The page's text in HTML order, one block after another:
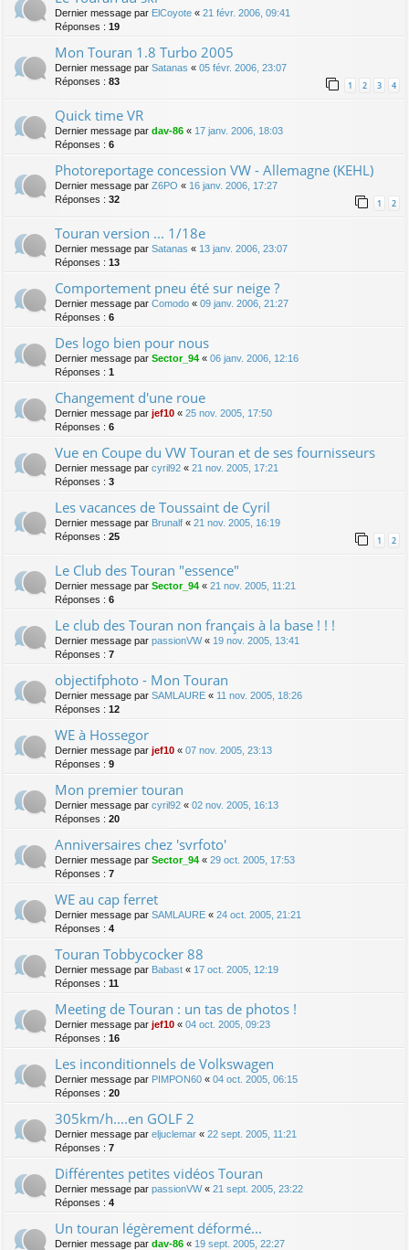
Dernier message par ElCoyote « 21 févr. 2006, 09:41
Réponses : 19
Mon Touran 1.8 Turbo 2005
Dernier message par Satanas « 05 févr. 2006, 23:07
Réponses : 83 1 2 3 4
Quick time VR
Dernier message par dav-86 « 17 janv. 2006, 18:03
Réponses : 6
Photoreportage concession VW - Allemagne (KEHL)
Dernier message par Z6PO « 16 janv. 2006, 17:27
Réponses : 32 1 2
Touran version ... 1/18e
Dernier message par Satanas « 13 janv. 2006, 23:07
Réponses : 13
Comportement pneu été sur neige ?
Dernier message par Comodo « 09 janv. 2006, 21:27
Réponses : 6
Des logo bien pour nous
Dernier message par Sector_94 « 06 janv. 2006, 12:16
Réponses : 1
Changement d'une roue
Dernier message par jef10 « 25 nov. 2005, 17:50
Réponses : 6
Vue en Coupe du VW Touran et de ses fournisseurs
Dernier message par cyril92 « 21 nov. 2005, 17:21
Réponses : 3
Les vacances de Toussaint de Cyril
Dernier message par Brunalf « 21 nov. 2005, 16:19
Réponses : 25 1 2
Le Club des Touran "essence"
Dernier message par Sector_94 « 21 nov. 2005, 11:21
Réponses : 6
Le club des Touran non français à la base ! ! !
Dernier message par passionVW« 19 nov. 2005, 13:41
Réponses : 7
objectifphoto - Mon Touran
Dernier message par SAMLAURE « 11 nov. 2005, 18:26
Réponses : 12
WE à Hossegor
Dernier message par jef10 « 07 nov. 2005, 23:13
Réponses : 9
Mon premier touran
Dernier message par cyril92 « 02 nov. 2005, 16:13
Réponses : 20
Anniversaires chez 'svrfoto'
Dernier message par Sector_94 « 29 oct. 2005, 17:53
Réponses : 7
WE au cap ferret
Dernier message par SAMLAURE « 24 oct. 2005, 21:21
Réponses : 4
Touran Tobbycocker 88
Dernier message par Babast « 17 oct. 2005, 12:19
Réponses : 11
Meeting de Touran : un tas de photos !
Dernier message par jef10 « 04 oct. 2005, 09:23
Réponses : 16
Les inconditionnels de Volkswagen
Dernier message par PIMPON60 « 04 oct. 2005, 06:15
Réponses : 20
305km/h....en GOLF 2
Dernier message par eljuclemar « 22 sept. 2005, 11:21
Réponses : 7
Différentes petites vidéos Touran
Dernier message par passionVW« 21 sept. 2005, 23:22
Réponses : 4
Un touran légèrement déformé...
Dernier message par dav-86 « 19 sept. 2005, 22:27